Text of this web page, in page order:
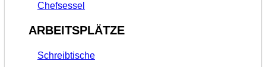
Chefsessel
ARBEITSPLÄTZE
Schreibtische